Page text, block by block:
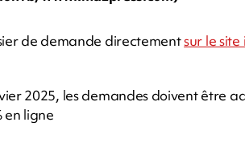
de demande directementsur le
2025, les demandes doivent être
en ligne